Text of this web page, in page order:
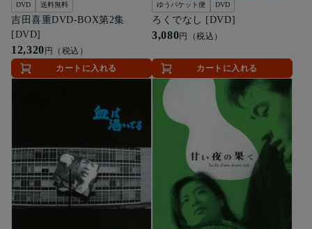
DVD 送料無料
吉田喜重DVD-BOX第2集
[DVD]
12,320 円（税込）
カートに入れる
ゆうパケット便 DVD
ろくでなし [DVD]
3,080円（税込）
カートに入れる